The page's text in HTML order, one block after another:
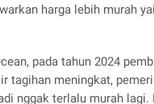
harga lebih murah
pada tahun 2024
tagihan meningkat,
nggak terlalu murah